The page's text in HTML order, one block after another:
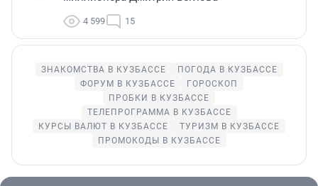
4 599 15
ЗНАКОМСТВА В КУЗБАССЕ
ПОГОДА В КУЗБАССЕ
ФОРУМ В КУЗБАССЕ
ГОРОСКОП
ПРОБКИ В КУЗБАССЕ
ТЕЛЕПРОГРАММА В КУЗБАССЕ
КУРСЫ ВАЛЮТ В КУЗБАССЕ
ТУРИЗМ В КУЗБАССЕ
ПРОМОКОДЫ В КУЗБАССЕ